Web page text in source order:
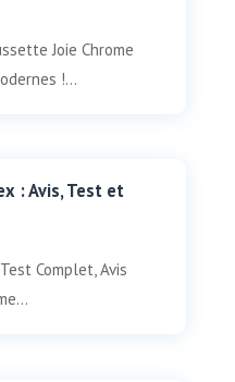
Joie Chrome
!...
: Avis, Test et
Complet, Avis